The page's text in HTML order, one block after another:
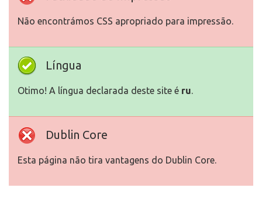
Não encontrámos CSS apropriado para impressão.
Língua
Otimo! A língua declarada deste site é ru.
Dublin Core
Esta página não tira vantagens do Dublin Core.